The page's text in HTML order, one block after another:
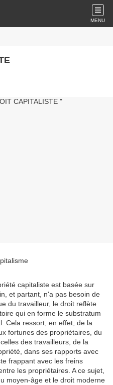
MENU
capitaliste est basée sur
et partant, n'a pas besoin de
du travailleur, le droit reflète
qui en forme le substratum
Cela ressort, en effet, de la
fortunes des propriétaires, du
des travailleurs, de la
dans ses rapports avec
frappant avec les freins
les propriétaires. A ce sujet,
moyen-âge et le droit moderne